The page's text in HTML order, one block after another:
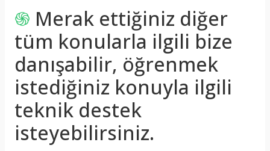
֍ Merak ettiğiniz diğer
tüm konularla ilgili bize
danışabilir, öğrenmek
istediğiniz konuyla ilgili
teknik destek
isteyebilirsiniz.